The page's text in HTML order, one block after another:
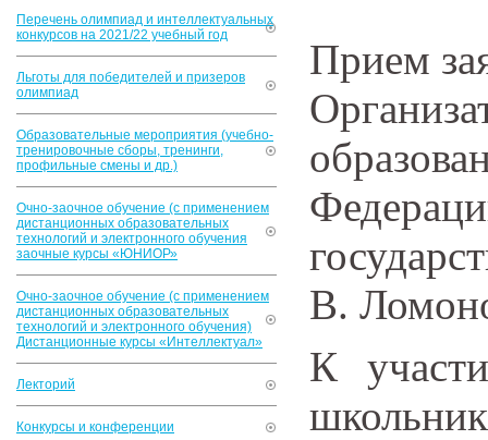
Перечень олимпиад и интеллектуальных
конкурсов на 2021/22 учебный год
Льготы для победителей и призеров
олимпиад
Образовательные мероприятия (учебно-
тренировочные сборы, тренинги,
профильные смены и др.)
Очно-заочное обучение (с применением
дистанционных образовательных
технологий и электронного обучения
заочные курсы «ЮНИОР»
Очно-заочное обучение (с применением
дистанционных образовательных
технологий и электронного обучения)
Дистанционные курсы «Интеллектуал»
Лекторий
Конкурсы и конференции
Прием
В.
К